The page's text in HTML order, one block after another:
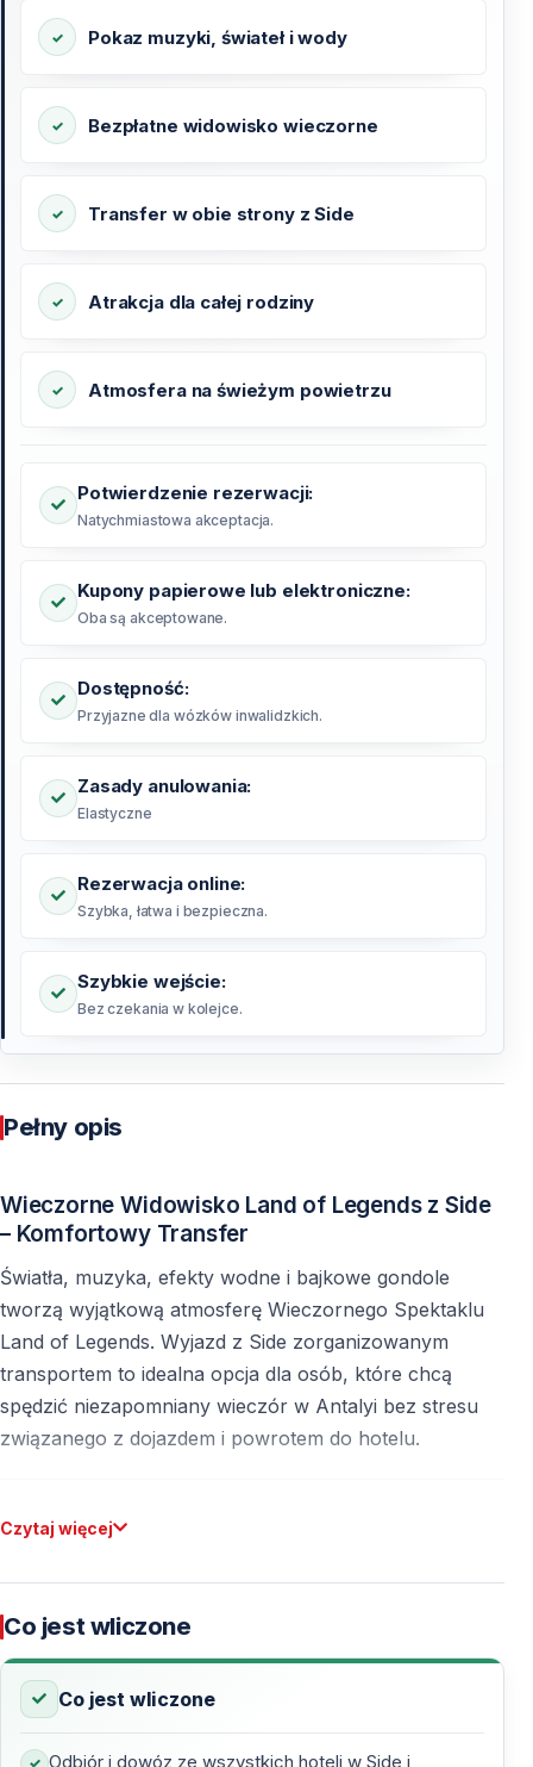
Pokaz muzyki, świateł i wody
Bezpłatne widowisko wieczorne
Transfer w obie strony z Side
Atrakcja dla całej rodziny
Atmosfera na świeżym powietrzu
Potwierdzenie rezerwacji:
Natychmiastowa akceptacja.
Kupony papierowe lub elektroniczne:
Oba są akceptowane.
Dostępność:
Przyjazne dla wózków inwalidzkich.
Zasady anulowania:
Elastyczne
Rezerwacja online:
Szybka, łatwa i bezpieczna.
Szybkie wejście:
Bez czekania w kolejce.
Pełny opis
Wieczorne Widowisko Land of Legends z Side
– Komfortowy Transfer
Światła, muzyka, efekty wodne i bajkowe gondole
tworzą wyjątkową atmosferę Wieczornego Spektaklu
Land of Legends. Wyjazd z Side zorganizowanym
transportem to idealna opcja dla osób, które chcą
spędzić niezapomniany wieczór w Antalyi bez stresu
związanego z dojazdem i powrotem do hotelu.
Czym jest Wieczorny Spektakl Land of
widowisko odbywające się codziennie wieczorem na
terenie kompleksu Land of Legends. Pokaz ma miejsce
w otwartej strefie spacerowej i handlowej, poza częścią
parku rozrywki, dlategonie jest wymagany bilet
wstępu do parku.
Czytaj więcej
Co jest wliczone
Co jest wliczone
Odbiór i dowóz ze wszystkich hoteli w Side i